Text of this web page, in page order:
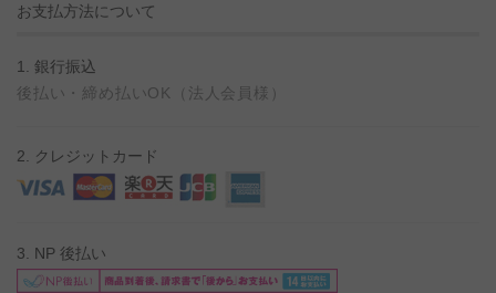
お支払方法について
1. 銀行振込
後払い・締め払いOK（法人会員様）
2. クレジットカード
3. NP 後払い